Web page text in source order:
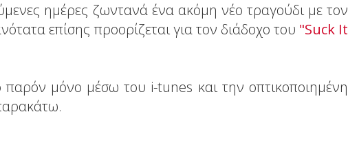
ημέρες ζωντανά ένα ακόμη νέο τραγούδι με τον
επίσης προορίζεται για τον διάδοχο του "Suck It
παρόν μόνο μέσω του i-tunes και την οπτικοποιημένη